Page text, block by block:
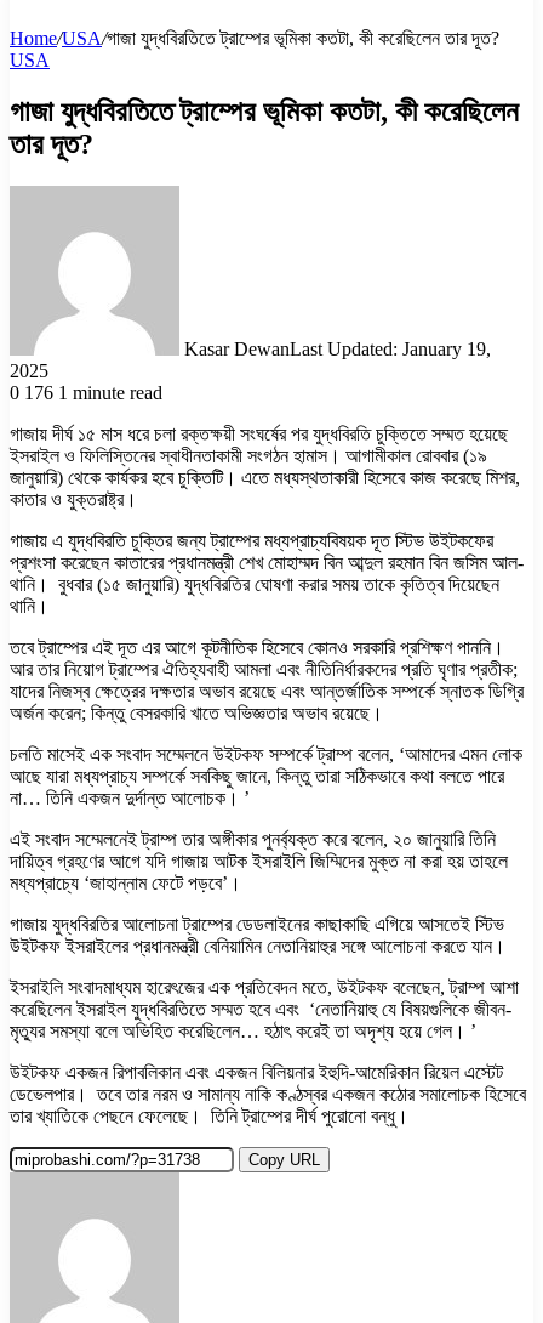
Home/USA/গাজা যুদ্ধবিরতিতে ট্রাম্পের ভূমিকা কতটা, কী করেছিলেন তার দূত?
USA
গাজা যুদ্ধবিরতিতে ট্রাম্পের ভূমিকা কতটা, কী করেছিলেন
তার দূত?
Kasar DewanLast Updated: January 19,
2025
0 176 1 minute read
গাজায় দীর্ঘ ১৫ মাস ধরে চলা রক্তক্ষয়ী সংঘর্ষের পর যুদ্ধবিরতি চুক্তিতে সম্মত হয়েছে
ইসরাইল ও ফিলিস্তিনের স্বাধীনতাকামী সংগঠন হামাস। আগামীকাল রোববার (১৯
জানুয়ারি) থেকে কার্যকর হবে চুক্তিটি। এতে মধ্যস্থতাকারী হিসেবে কাজ করেছে মিশর,
কাতার ও যুক্তরাষ্ট্র।
গাজায় এ যুদ্ধবিরতি চুক্তির জন্য ট্রাম্পের মধ্যপ্রাচ্যবিষয়ক দূত স্টিভ উইটকফের
প্রশংসা করেছেন কাতারের প্রধানমন্ত্রী শেখ মোহাম্মদ বিন আব্দুল রহমান বিন জসিম আল-
থানি। বুধবার (১৫ জানুয়ারি) যুদ্ধবিরতির ঘোষণা করার সময় তাকে কৃতিত্ব দিয়েছেন
থানি।
তবে ট্রাম্পের এই দূত এর আগে কূটনীতিক হিসেবে কোনও সরকারি প্রশিক্ষণ পাননি।
আর তার নিয়োগ ট্রাম্পের ঐতিহ্যবাহী আমলা এবং নীতিনির্ধারকদের প্রতি ঘৃণার প্রতীক;
যাদের নিজস্ব ক্ষেত্রের দক্ষতার অভাব রয়েছে এবং আন্তর্জাতিক সম্পর্কে স্নাতক ডিগ্রি
অর্জন করেন; কিন্তু বেসরকারি খাতে অভিজ্ঞতার অভাব রয়েছে।
চলতি মাসেই এক সংবাদ সম্মেলনে উইটকফ সম্পর্কে ট্রাম্প বলেন, ‘আমাদের এমন লোক
আছে যারা মধ্যপ্রাচ্য সম্পর্কে সবকিছু জানে, কিন্তু তারা সঠিকভাবে কথা বলতে পারে
না… তিনি একজন দুর্দান্ত আলোচক। ’
এই সংবাদ সম্মেলনেই ট্রাম্প তার অঙ্গীকার পুনর্ব্যক্ত করে বলেন, ২০ জানুয়ারি তিনি
দায়িত্ব গ্রহণের আগে যদি গাজায় আটক ইসরাইলি জিম্মিদের মুক্ত না করা হয় তাহলে
মধ্যপ্রাচ্যে ‘জাহান্নাম ফেটে পড়বে’।
গাজায় যুদ্ধবিরতির আলোচনা ট্রাম্পের ডেডলাইনের কাছাকাছি এগিয়ে আসতেই স্টিভ
উইটকফ ইসরাইলের প্রধানমন্ত্রী বেনিয়ামিন নেতানিয়াহুর সঙ্গে আলোচনা করতে যান।
ইসরাইলি সংবাদমাধ্যম হারেৎজের এক প্রতিবেদন মতে, উইটকফ বলেছেন, ট্রাম্প আশা
করেছিলেন ইসরাইল যুদ্ধবিরতিতে সম্মত হবে এবং ‘নেতানিয়াহু যে বিষয়গুলিকে জীবন-
মৃত্যুর সমস্যা বলে অভিহিত করেছিলেন… হঠাৎ করেই তা অদৃশ্য হয়ে গেল। ’
উইটকফ একজন রিপাবলিকান এবং একজন বিলিয়নার ইহুদি-আমেরিকান রিয়েল এস্টেট
ডেভেলপার। তবে তার নরম ও সামান্য নাকি কণ্ঠস্বর একজন কঠোর সমালোচক হিসেবে
তার খ্যাতিকে পেছনে ফেলেছে। তিনি ট্রাম্পের দীর্ঘ পুরোনো বন্ধু।
Copy URL